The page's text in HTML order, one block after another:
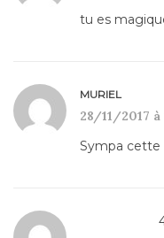
tu es
MURIEL
28/11/2017
Sympa cette